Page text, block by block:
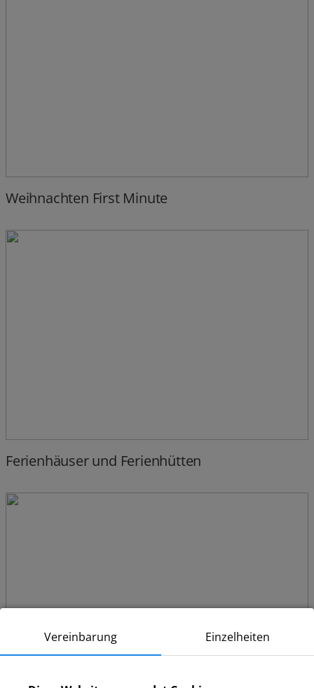
Weihnachten First Minute
Ferienhäuser und Ferienhütten
Vereinbarung Einzelheiten